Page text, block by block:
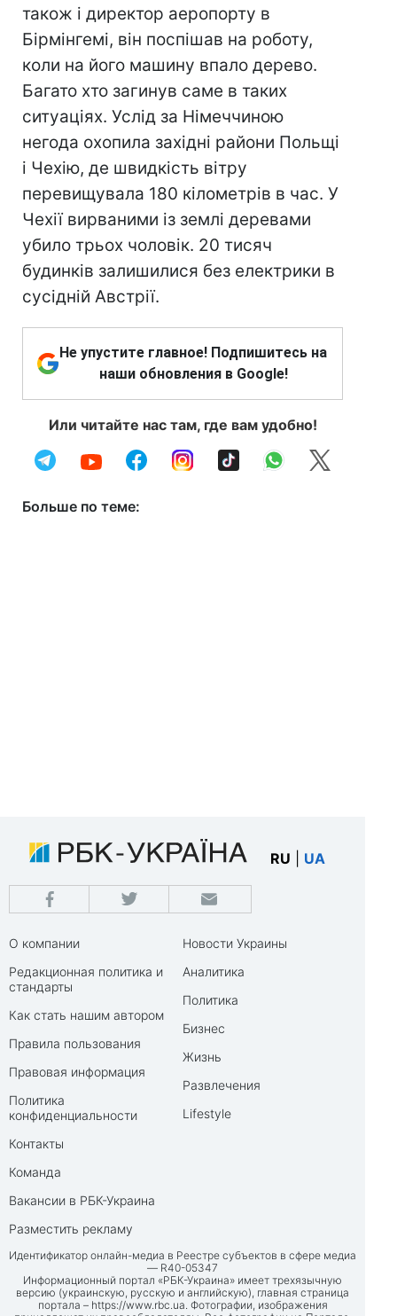
також і директор аеропорту в
Бірмінгемі, він поспішав на роботу,
коли на його машину впало дерево.
Багато хто загинув саме в таких
ситуаціях. Услід за Німеччиною
негода охопила західні райони Польщі
і Чехію, де швидкість вітру
перевищувала 180 кілометрів в час. У
Чехії вирваними із землі деревами
убило трьох чоловік. 20 тисяч
будинків залишилися без електрики в
сусідній Австрії.
Не упустите главное! Подпишитесь на
наши обновления в Google!
Или читайте нас там, где вам удобно!
Больше по теме:
RU UA
О компании
Редакционная политика и
стандарты
Как стать нашим автором
Правила пользования
Правовая информация
Политика
конфиденциальности
Контакты
Команда
Вакансии в РБК-Украина
Разместить рекламу
Новости Украины
Аналитика
Политика
Бизнес
Жизнь
Развлечения
Lifestyle
Идентификатор онлайн-медиа в Реестре субъектов в сфере медиа
— R40-05347
Информационный портал «РБК-Украина» имеет трехязычную
версию (украинскую, русскую и английскую), главная страница
портала – https://www.rbc.ua. Фотографии, изображения